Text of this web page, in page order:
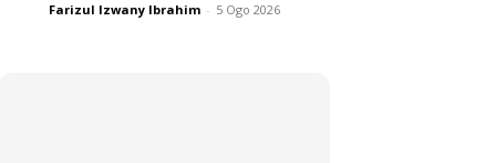
Farizul Izwany Ibrahim - 5 Ogo 2026